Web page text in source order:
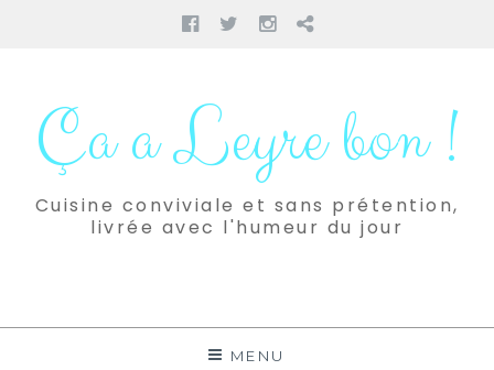
Facebook
TwitterInstagram
Pinterest
contenuÇa a Leyre bon !
Cuisine conviviale et sans prétention,
livrée avec l'humeur du jour
MENU